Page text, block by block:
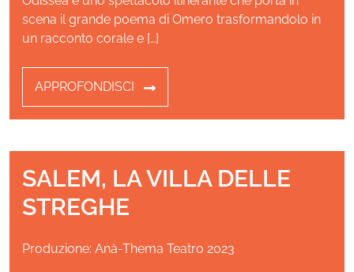
scena il grande poema di Omero trasformandolo in
un racconto corale e […]
APPROFONDISCI
SALEM, LA VILLA DELLE
STREGHE
Produzione: Anà-Thema Teatro 2023